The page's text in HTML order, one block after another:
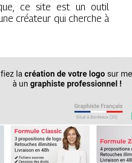
ce site est un outil
créateur qui cherche à